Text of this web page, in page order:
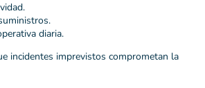
diaria.
incidentes imprevistos comprometan la